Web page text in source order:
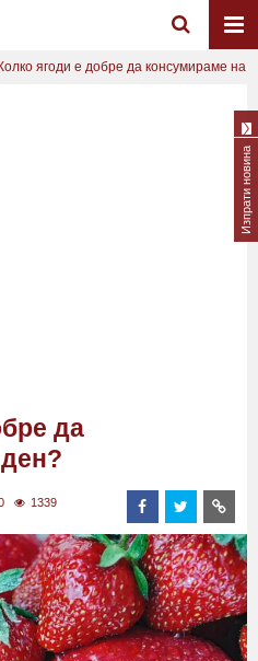
Колко ягоди е добре да консумираме на
да
1339
Изпрати новина